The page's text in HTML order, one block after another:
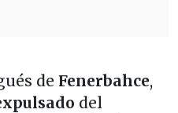
de Fenerbahce,
del